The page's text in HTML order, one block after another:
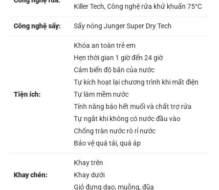
Killer Tech, Công nghệ rửa khử khuẩn 75°C
Công nghệ sấy: Sấy nóng Junger Super Dry Tech
Tiện ích:
Khóa an toàn trẻ em
Hẹn thời gian 1 giờ đến 24 giờ
Cảm biến độ bắn của nước
Tự kích hoạt lại chương trình khi mất điện
Tự làm mềm nước
Tính năng báo hết muối và chất trợ rửa
Tự ngắt khi không có nước đầu vào
Chống tràn nước rò rỉ nước
Bảo vệ quá tải, quá áp
Khay chén:
Khay trên
Khay dưới
Giỏ đựng dao, muỗng, đũa